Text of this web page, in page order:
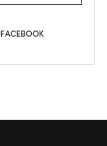
FACEBOOK